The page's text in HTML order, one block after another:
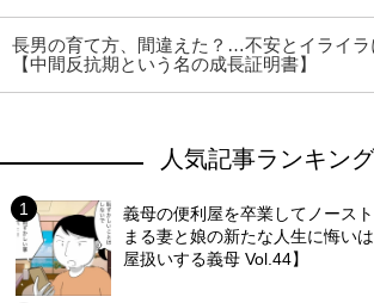
長男の育て方、間違えた？…不安とイライラ
【中間反抗期という名の成長証明書】
人気記事ランキング
義母の便利屋を卒業してノース
まる妻と娘の新たな人生に悔い
屋扱いする義母 Vol.44】